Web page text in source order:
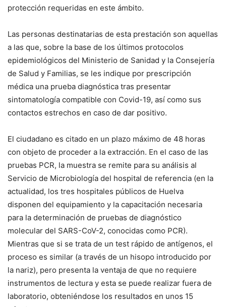
protección requeridas en este ámbito.
Las personas destinatarias de esta prestación son aquellas
a las que, sobre la base de los últimos protocolos
epidemiológicos del Ministerio de Sanidad y la Consejería
de Salud y Familias, se les indique por prescripción
médica una prueba diagnóstica tras presentar
sintomatología compatible con Covid-19, así como sus
contactos estrechos en caso de dar positivo.
El ciudadano es citado en un plazo máximo de 48 horas
con objeto de proceder a la extracción. En el caso de las
pruebas PCR, la muestra se remite para su análisis al
Servicio de Microbiología del hospital de referencia (en la
actualidad, los tres hospitales públicos de Huelva
disponen del equipamiento y la capacitación necesaria
para la determinación de pruebas de diagnóstico
molecular del SARS-CoV-2, conocidas como PCR).
Mientras que si se trata de un test rápido de antígenos, el
proceso es similar (a través de un hisopo introducido por
la nariz), pero presenta la ventaja de que no requiere
instrumentos de lectura y esta se puede realizar fuera de
laboratorio, obteniéndose los resultados en unos 15